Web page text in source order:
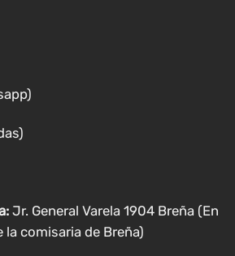
Jr. General Varela 1904 Breña (En
la comisaria de Breña)